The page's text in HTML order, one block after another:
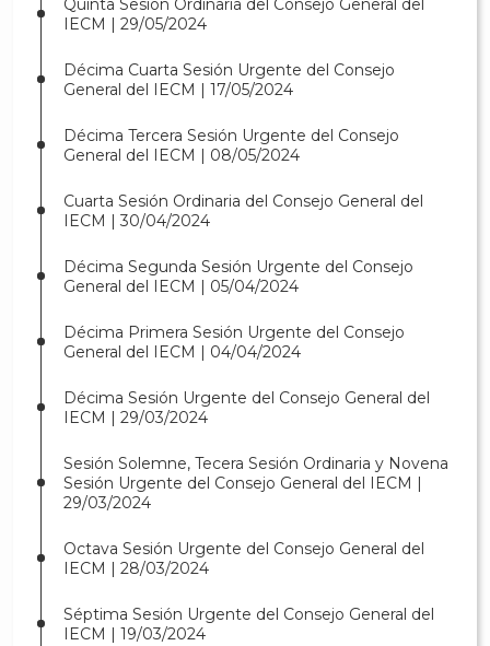
Quinta Sesión Ordinaria del Consejo General del
IECM | 29/05/2024
Décima Cuarta Sesión Urgente del Consejo
General del IECM | 17/05/2024
Décima Tercera Sesión Urgente del Consejo
General del IECM | 08/05/2024
Cuarta Sesión Ordinaria del Consejo General del
IECM | 30/04/2024
Décima Segunda Sesión Urgente del Consejo
General del IECM | 05/04/2024
Décima Primera Sesión Urgente del Consejo
General del IECM | 04/04/2024
Décima Sesión Urgente del Consejo General del
IECM | 29/03/2024
Sesión Solemne, Tecera Sesión Ordinaria y Novena
Sesión Urgente del Consejo General del IECM |
29/03/2024
Octava Sesión Urgente del Consejo General del
IECM | 28/03/2024
Séptima Sesión Urgente del Consejo General del
IECM | 19/03/2024